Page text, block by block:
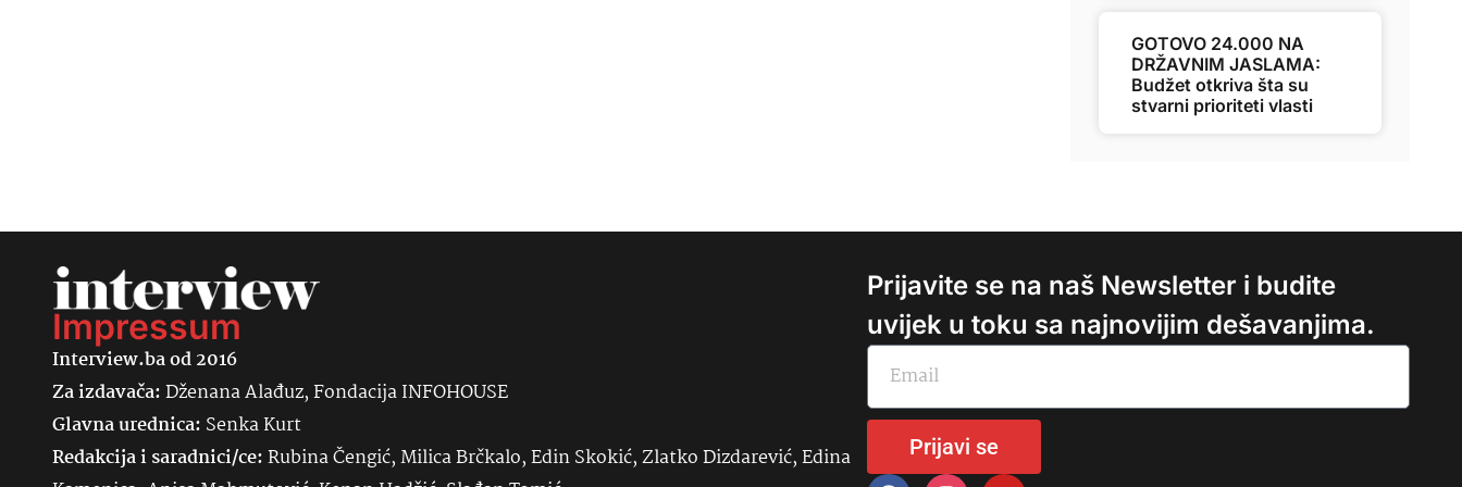
GOTOVO 24.000 NA
DRŽAVNIM JASLAMA:
Budžet otkriva šta su
stvarni prioriteti vlasti
Impressum
Interview.ba od 2016
Za izdavača:Dženana Alađuz, Fondacija INFOHOUSE
Glavna urednica: SenkaKurt
Redakcija i saradnici/ce:Rubina Čengić, Milica Brčkalo, Edin Skokić, Zlatko Dizdarević, Edina
Prijavite se na naš Newsletter i budite
uvijek u toku sa najnovijim dešavanjima.
Prijavi se